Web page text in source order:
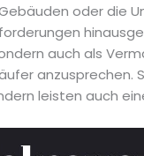
oder die
auch als
anzusprechen.
leisten auch